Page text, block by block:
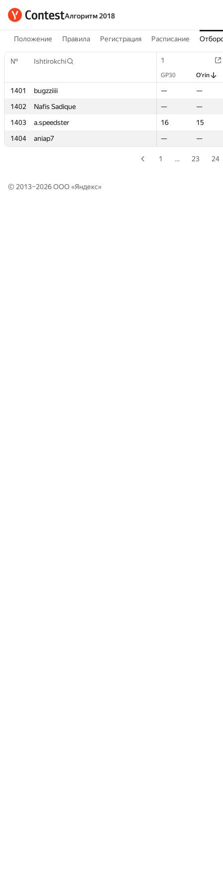
Алгоритм 2018
Положение Правила Регистрация Расписание
№ Ishtirokchi 1
GP30 O‘rin
1401 bugzziiii —
—
1402
Nafis Sadique —
—
1403
a.speedster 16
15
1404
aniap7 — —
№ Ishtirokchi 1
GP30 O‘rin
1401 bugzziiii —
—
1402
Nafis Sadique —
—
1403
a.speedster 16
15
1404
aniap7 — —
1 … 23 24
© 2013–2026 ООО «Яндекс»